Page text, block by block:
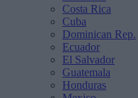
Costa Rica
Cuba
Dominican Rep.
Ecuador
El Salvador
Guatemala
Honduras